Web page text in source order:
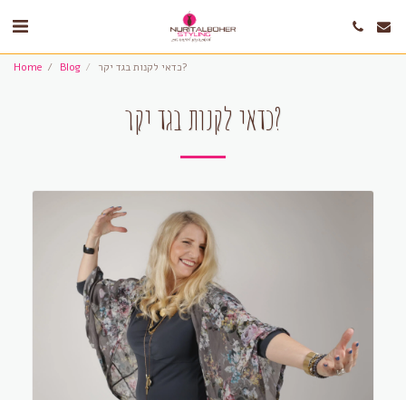
Home Blog כדאי לקנות בגד יקר?
כדאי לקנות בגד יקר?